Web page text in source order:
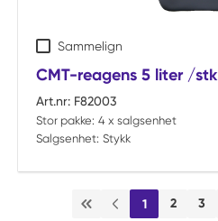
Sammelign
CMT-reagens 5 liter /stk
Art.nr: F82003
Stor pakke: 4 x salgsenhet
Salgsenhet: Stykk
Første sideForrige side
1 2 3